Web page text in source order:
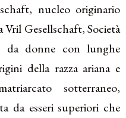
nucleo originario
Gesellschaft, Società
da donne con lunghe
della razza ariana e
sotterraneo,
da esseri superiori che